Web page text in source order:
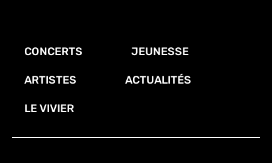
principal
CONCERTS JEUNESSE
ARTISTES ACTUALITÉS
LE VIVIER